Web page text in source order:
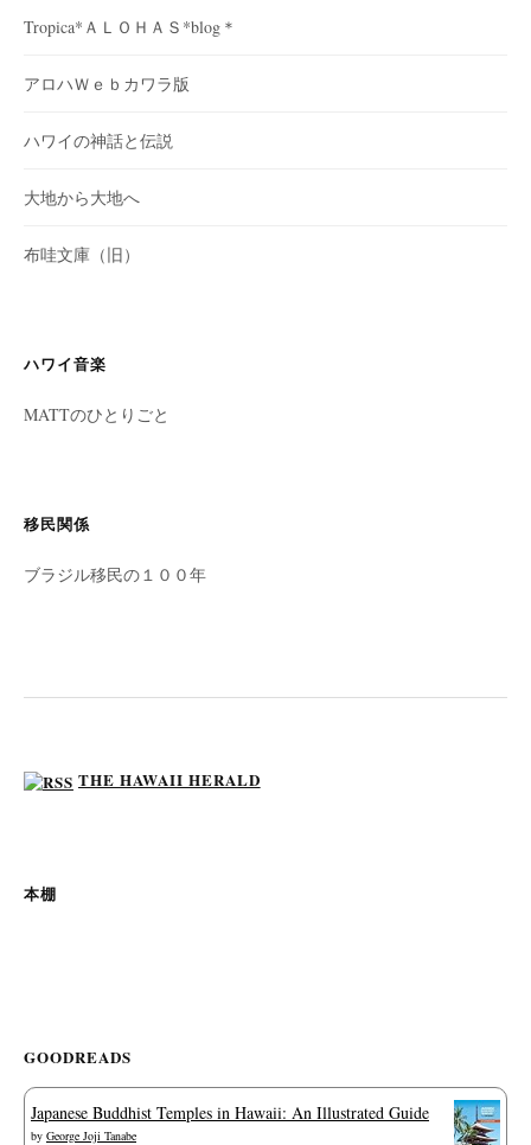
Tropica*ＡＬＯＨＡＳ*blog＊
アロハＷｅｂカワラ版
ハワイの神話と伝説
大地から大地へ
布哇文庫（旧）
ハワイ音楽
MATTのひとりごと
移民関係
ブラジル移民の１００年
THE HAWAII HERALD
本棚
GOODREADS
Japanese Buddhist Temples in Hawaii: An Illustrated Guide
by George Joji Tanabe